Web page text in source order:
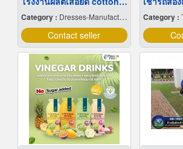
Category : Dresses-Manufacturers
Contact seller
Category :